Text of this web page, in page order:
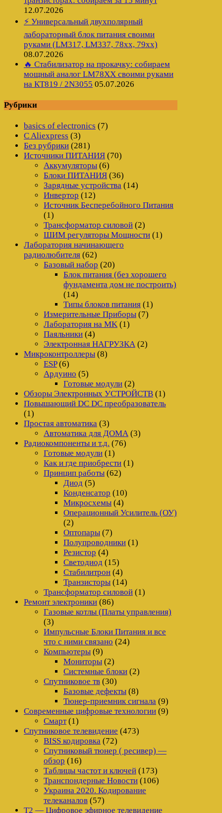
12.07.2026
⚡ Универсальный двухполярный
лабораторный блок питания своими
руками (LM317, LM337, 78xx, 79xx)
08.07.2026
🔥 Стабилизатор на прокачку: собираем
мощный аналог LM78XX своими руками
на КТ819 / 2N3055 05.07.2026
Рубрики
basics of electronics (7)
C Aliexpress (3)
Без рубрики (281)
Источники ПИТАНИЯ (70)
Аккумуляторы (6)
Блоки ПИТАНИЯ (36)
Зарядные устройства (14)
Инвертор (12)
Источник Бесперебойного Питания
(1)
Трансформатор силовой (2)
ШИМ регуляторы Мощности (1)
Лаборатория начинающего
радиолюбителя (62)
Базовый набор (20)
Блок питания (без хорошего
фундамента дом не построить)
(14)
Типы блоков питания (1)
Измерительные Приборы (7)
Лаборатория на MK (1)
Паяльники (4)
Электронная НАГРУЗКА (2)
Микроконтроллеры (8)
ESP(6)
Ардуино (5)
Готовые модули (2)
Обзоры Электронных УСТРОЙСТВ (1)
Повышающий DC DC преобразователь
(1)
Простая автоматика (3)
Автоматика для ДОМА (3)
Радиокомпоненты и т.д. (76)
Готовые модули (1)
Как и где приобрести (1)
Принцип работы (62)
Диод (5)
Конденсатор (10)
Микросхемы (4)
Операционный Усилитель (ОУ)
(2)
Оптопары (7)
Полупроводники (1)
Резистор (4)
Светодиод (15)
Стабилитрон (4)
Транзисторы (14)
Трансформатор силовой (1)
Ремонт электроники (86)
Газовые котлы (Платы управления)
(3)
Импульсные Блоки Питания и все
что с ними связано (24)
Компьютеры (9)
Мониторы (2)
Системные блоки (2)
Спутниковое тв (30)
Базовые дефекты (8)
Тюнер-приемник сигнала (9)
Современные цифровые технологии (9)
Смарт(1)
Спутниковое телевидение (473)
BISS кодировка (72)
Спутниковый тюнер ( ресивер) —
обзор (16)
Таблицы частот и ключей (173)
Транспондерные Новости (106)
Украина 2020. Кодирование
телеканалов (57)
Т2 — Цифровое эфирное телевидение